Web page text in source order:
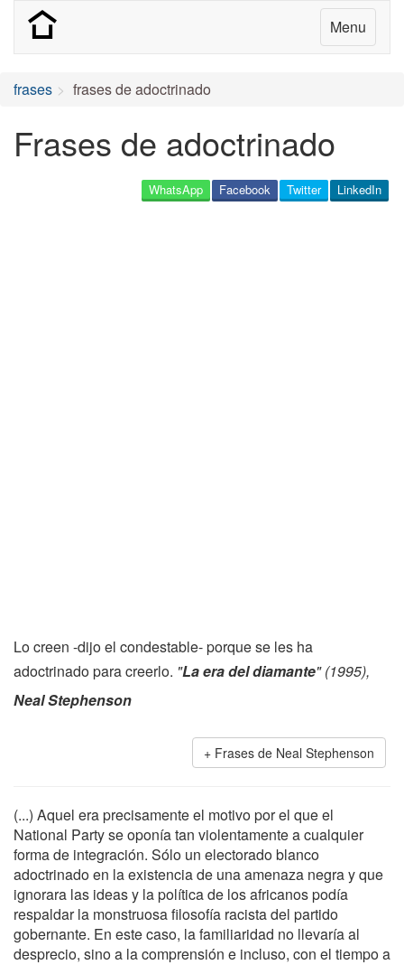
Menu
frases frases de adoctrinado
Frases de adoctrinado
LinkedIn
Twitter
Facebook
WhatsApp
Lo creen -dijo el condestable- porque se les ha
adoctrinado para creerlo. "La era del diamante" (1995),
Neal Stephenson
Frases de Neal Stephenson
(...) Aquel era precisamente el motivo por el que el
National Party se oponía tan violentamente a cualquier
forma de integración. Sólo un electorado blanco
adoctrinado en la existencia de una amenaza negra y que
ignorara las ideas y la política de los africanos podía
respaldar la monstruosa filosofía racista del partido
gobernante. En este caso, la familiaridad no llevaría al
desprecio, sino a la comprensión e incluso, con el tiempo a